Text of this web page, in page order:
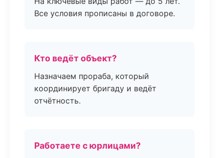
Все условия прописаны в договоре.
Кто ведёт объект?
Назначаем прораба, который
координирует бригаду и ведёт
отчётность.
Работаете с юрлицами?